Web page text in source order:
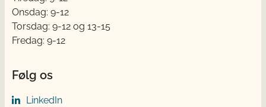
Onsdag: 9-12
Torsdag: 9-12 og 13-15
Fredag: 9-12
Følg os
LinkedIn